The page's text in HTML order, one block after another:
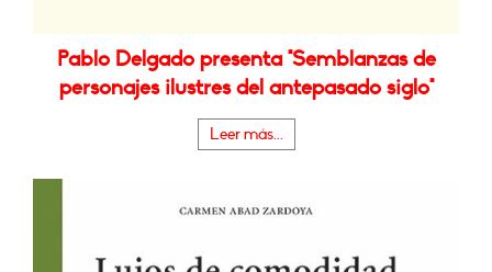
Pablo Delgado presenta "Semblanzas de
personajes ilustres del antepasado siglo"
Leer más...